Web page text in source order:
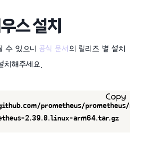
스 설치
수 있으니 공식 문서 의 릴리즈 별 설치
치해주세요.
2.39.0.linux-arm64.tar.gz
Copy